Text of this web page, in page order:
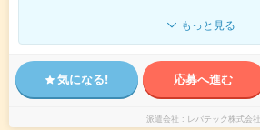
もっと見る
気になる! 応募へ進む
派遣会社 レバテック株式会社